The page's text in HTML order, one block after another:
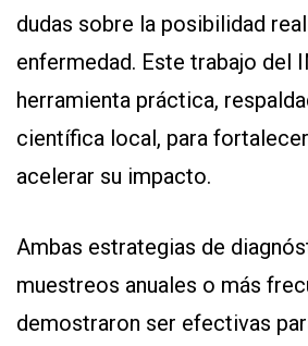
dudas sobre la posibilidad
enfermedad. Este trabajo del
herramienta práctica,
científica local, para
acelerar su impacto.
Ambas estrategias de
muestreos anuales o más
demostraron ser efectivas